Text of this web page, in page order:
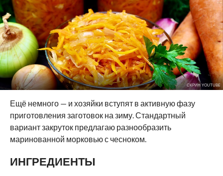
СКРИН YOUTUBE
Ещё немного — и хозяйки вступят в активную фазу
приготовления заготовок на зиму. Стандартный
вариант закруток предлагаю разнообразить
маринованной морковью с чесноком.
ИНГРЕДИЕНТЫ